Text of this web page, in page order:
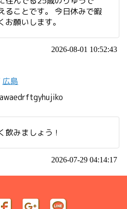
ることです。 今日休みで暇
お願いします。
2026-08-01 10:52:43
広島
awaedrftgyhujiko
飲みましょう！
2026-07-29 04:14:17